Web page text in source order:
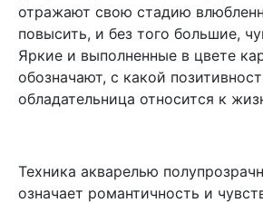
отражают свою стадию
повысить, и без того большие,
Яркие и выполненные в цвете
обозначают, с какой
обладательница относится к
Техника акварелью
означает романтичность и